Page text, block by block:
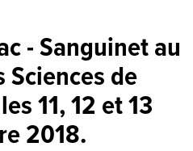
- Sanguinet au
de
11, 12 et 13
2018.